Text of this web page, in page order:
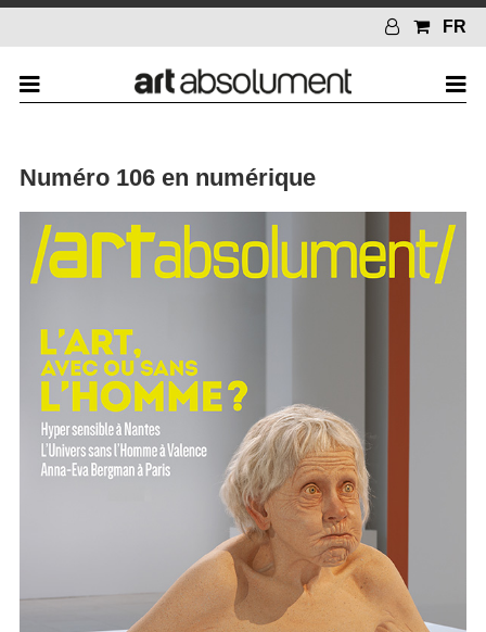
FR
Numéro 106 en numérique